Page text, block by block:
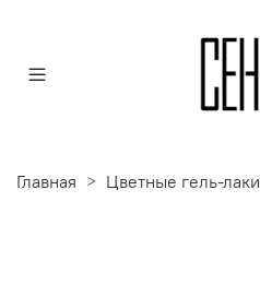
Главная Цветные гель-лаки